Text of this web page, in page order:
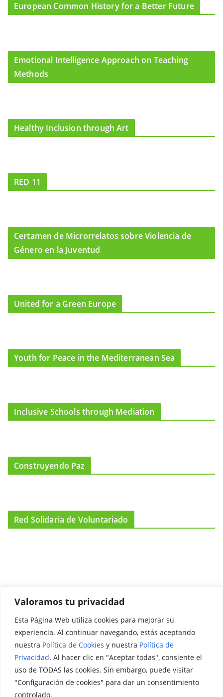
Valoramos tu privacidad
Esta Página Web utiliza cookies para mejorar su
experiencia. Al continuar navegando, estás aceptando
nuestra Política de Cookies y nuestra Política de
Privacidad. Al hacer clic en "Aceptar todas", consiente el
uso de TODAS las cookies. Sin embargo, puede visitar
"Configuración de cookies" para dar un consentimiento
controlado.
European Common History for a Better Future
Emotional Intelligence Approach on Teaching
Methods
Healthy Inclusion through Art
RED 11
Certamen de Microrrelatos sobre Violencia de
Género en la Juventud
United for a Green Europe
Youth for Peace in the Mediterranean Sea
Inclusive Schools through Mediation
Construyendo Paz
Red Solidaria de Voluntariado
Promociónate
Legal
Aviso Legal
Política de Privacidad